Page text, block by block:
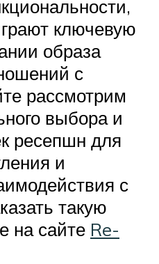
ключевую
образа
с
рассмотрим
выбора и
ресепшн для
и
с
такую
на сайте Re-